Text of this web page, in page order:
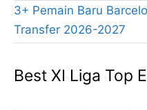
3+ Pemain Baru
Transfer 2026-2027
Best XI Liga Top